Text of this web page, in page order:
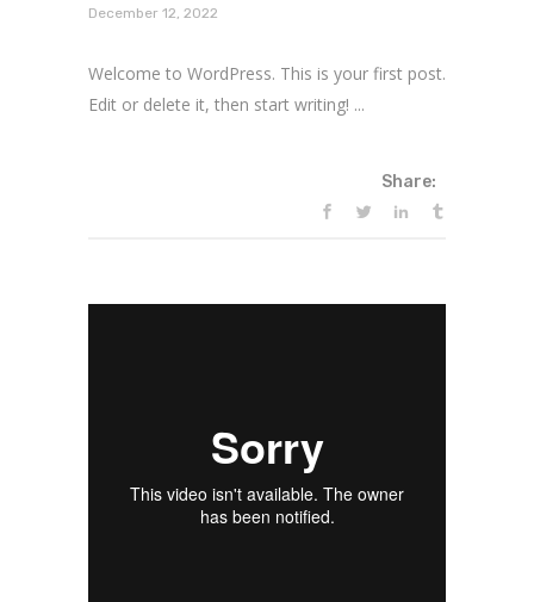
December 12, 2022
Welcome to WordPress. This is your first post.
Edit or delete it, then start writing! ...
Share: